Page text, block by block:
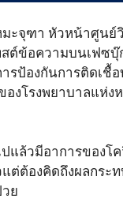
มะจุฑา หัวหน้าศูน
ต์ข้อความบนเฟซ
รป้องกันการติดเ
งโรงพยาบาลแห่
แล้วมีอาการของโ
ต่ต้องคิดถึงผลกระ
ย